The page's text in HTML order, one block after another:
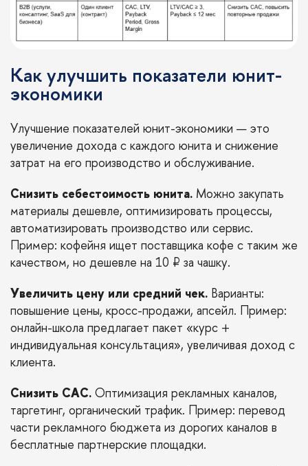
Как улучшить показатели юнит-
экономики
Улучшение показателей юнит-экономики — это
увеличение дохода с каждого юнита и снижение
затрат на его производство и обслуживание.
Снизить себестоимость юнита. Можно закупать
материалы дешевле, оптимизировать процессы,
автоматизировать производство или сервис.
Пример: кофейня ищет поставщика кофе с таким же
качеством, но дешевле на 10 ₽ за чашку.
Увеличить цену или средний чек. Варианты:
повышение цены, кросс-продажи, апсейл. Пример:
онлайн-школа предлагает пакет «курс +
индивидуальная консультация», увеличивая доход с
клиента.
Снизить CAC. Оптимизация рекламных каналов,
таргетинг, органический трафик. Пример: перевод
части рекламного бюджета из дорогих каналов в
бесплатные партнерские площадки.